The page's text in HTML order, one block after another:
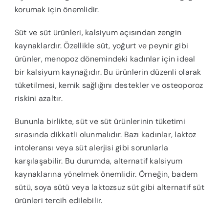
korumak için önemlidir.
Süt ve süt ürünleri, kalsiyum açısından zengin
kaynaklardır. Özellikle süt, yoğurt ve peynir gibi
ürünler, menopoz dönemindeki kadınlar için ideal
bir kalsiyum kaynağıdır. Bu ürünlerin düzenli olarak
tüketilmesi, kemik sağlığını destekler ve osteoporoz
riskini azaltır.
Bununla birlikte, süt ve süt ürünlerinin tüketimi
sırasında dikkatli olunmalıdır. Bazı kadınlar, laktoz
intoleransı veya süt alerjisi gibi sorunlarla
karşılaşabilir. Bu durumda, alternatif kalsiyum
kaynaklarına yönelmek önemlidir. Örneğin, badem
sütü, soya sütü veya laktozsuz süt gibi alternatif süt
ürünleri tercih edilebilir.